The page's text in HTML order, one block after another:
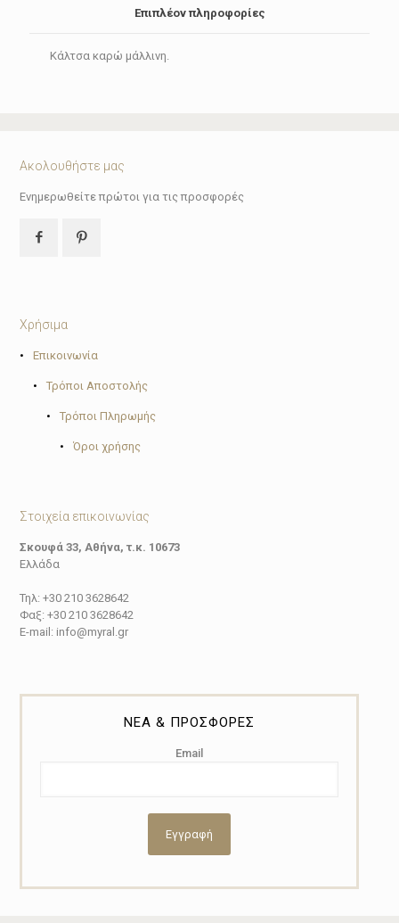
Επιπλέον πληροφορίες
Κάλτσα καρώ μάλλινη.
Ακολουθήστε μας
Ενημερωθείτε πρώτοι για τις προσφορές
Χρήσιμα
• Επικοινωνία
• Τρόποι Αποστολής
• Τρόποι Πληρωμής
• Όροι χρήσης
Στοιχεία επικοινωνίας
Σκουφά 33, Αθήνα, τ.κ. 10673
Ελλάδα
Τηλ: +30 210 3628642
Φαξ: +30 210 3628642
E-mail: info@myral.gr
ΝΕΑ & ΠΡΟΣΦΟΡΕΣ
Email